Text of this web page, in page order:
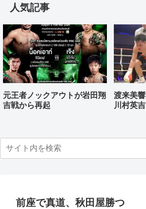
人気記事
元王者ノックアウトが岩田翔
吉戦から再起
渡来美
川村英
前座で真道、秋田屋勝つ